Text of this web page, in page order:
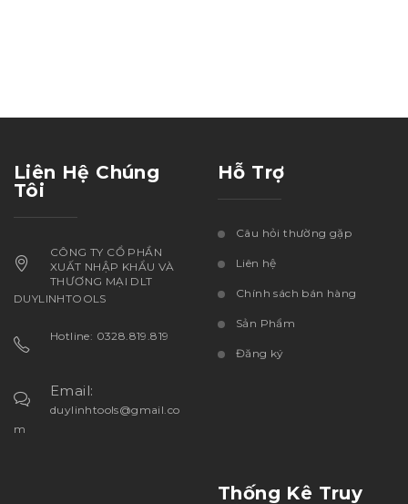
Liên Hệ Chúng
Tôi
CÔNG TY CỔ PHẦN
XUẤT NHẬP KHẨU VÀ
THƯƠNG MẠI DLT
DUYLINHTOOLS
Hotline: 0328.819.819
Email:
duylinhtools@gmail.co
m
Hỗ Trợ
Câu hỏi thường gặp
Liên hệ
Chính sách bán hàng
Sản Phẩm
Đăng ký
Thống Kê Truy